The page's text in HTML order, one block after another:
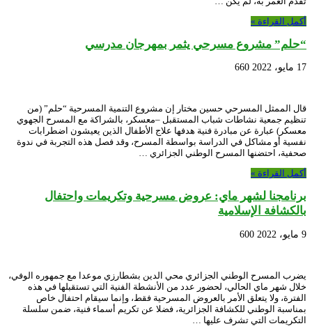
أكمل القراءة »
“حلم” مشروع مسرحي يثمر بمهرجان مدرسي
17 مايو، 2022 660
قال الممثل المسرحي حسين مختار إن مشروع التنمية المسرحية “حلم” (من
تنظيم جمعية نشاطات شباب المستقبل –معسكر، بالشراكة مع المسرح الجهوي
معسكر) عبارة عن مبادرة فنية هدفها علاج الأطفال الذين يعيشون اضطرابات
نفسية أو مشاكل في الدراسة بواسطة المسرح، وقد فصل هذه التجربة في ندوة
صحفية، احتضنها المسرح الوطني الجزائري …
أكمل القراءة »
برنامجنا لشهر ماي: عروض مسرحية وتكريمات واحتفال
بالكشافة الإسلامية
9 مايو، 2022 600
يضرب المسرح الوطني الجزائري محي الدين بشطارزي موعدا مع جمهوره الوفي،
خلال شهر ماي الحالي، لحضور عدد من الأنشطة الفنية التي تستقبلها في هذه
الفترة، ولا يتعلق الأمر بالعروض المسرحية فقط، وإنما سيقام احتفال خاص
بمناسبة الوطني للكشافة الجزائرية، فضلا عن تكريم أسماء فنية، ضمن سلسلة
التكريمات التي تشرف عليها …